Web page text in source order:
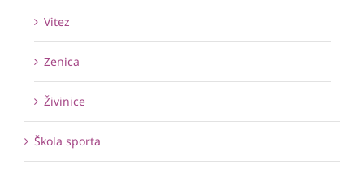
Vitez
Zenica
Živinice
Škola sporta